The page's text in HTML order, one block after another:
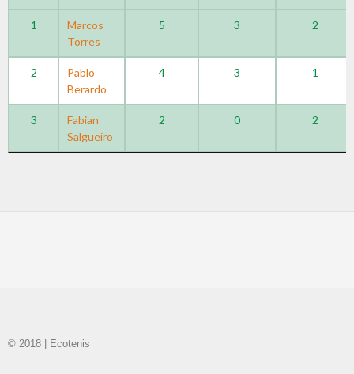
1
Marcos
Torres
5 3 2
2
Pablo
Berardo
4 3 1
3
Fabian
Salgueiro
2 0 2
© 2018 | Ecotenis